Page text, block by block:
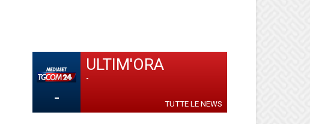
-
ULTIM'ORA
-
TUTTE LE NEWS